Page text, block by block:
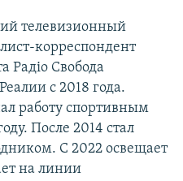
СОПРОТИВЛЕНИЯ
телевизионный
корреспондент
Радіо Свобода
с 2018 года.
работу спортивным
После 2014 стал
С 2022 освещает
на линии